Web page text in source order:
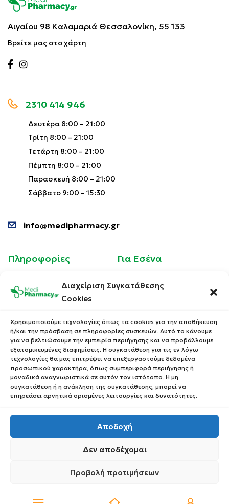
Διαχείριση Συγκατάθεσης
Cookies
Χρησιμοποιούμε τεχνολογίες όπως τα cookies για την αποθήκευση
ή/και την πρόσβαση σε πληροφορίες συσκευών. Αυτό το κάνουμε
για να βελτιώσουμε την εμπειρία περιήγησης και να προβάλλουμε
εξατομικευμένες διαφημίσεις. Η συγκατάθεση για τις εν λόγω
τεχνολογίες θα μας επιτρέψει να επεξεργαστούμε δεδομένα
προσωπικού χαρακτήρα, όπως συμπεριφορά περιήγησης ή
μοναδικά αναγνωριστικά σε αυτόν τον ιστότοπο. Η μη
συγκατάθεση ή η ανάκληση της συγκατάθεσης, μπορεί να
επηρεάσει αρνητικά ορισμένες λειτουργίες και δυνατότητες.
Αποδοχή
Δεν αποδέχομαι
Προβολή προτιμήσεων
Αιγαίου 98 Καλαμαριά Θεσσαλονίκη, 55 133
Βρείτε μας στο χάρτη
2310 414 946
Δευτέρα 8:00 – 21:00
Τρίτη 8:00 – 21:00
Τετάρτη 8:00 – 21:00
Πέμπτη 8:00 – 21:00
Παρασκευή 8:00 – 21:00
Σάββατο 9:00 – 15:30
info@medipharmacy.gr
Πληροφορίες
Blog
Όροι Χρήσης
Πολιτική Απορρήτου
Τρόποι Αποστολής
Τρόποι Πληρωμής
Για Εσένα
Έλεγχος Παραγγελίας
Κέρδισε Κουπόνι
Έκπτωσης
Copyright © 2023 Medipharmacy. All Rights Reserved